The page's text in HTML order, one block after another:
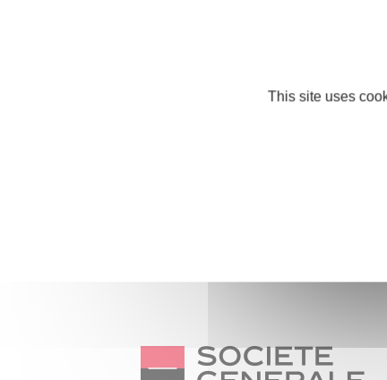
remboursement du prêt.This site uses